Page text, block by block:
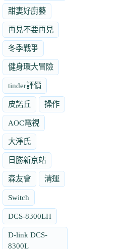
甜妻好廚藝
再見不要再見
冬季戰爭
健身環大冒險
tinder評價
皮諾丘 操作
AOC電視
大淨氏
日勝新京站
森友會 清運
Switch
DCS-8300LH
D-link DCS-
8300L